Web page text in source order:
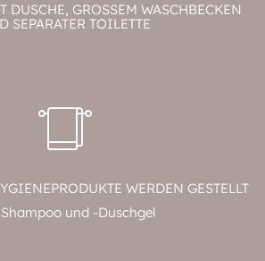
GROSSEM WASCHBECKEN U
TOILETTE
WERDEN GESTELLT
und -Duschgel